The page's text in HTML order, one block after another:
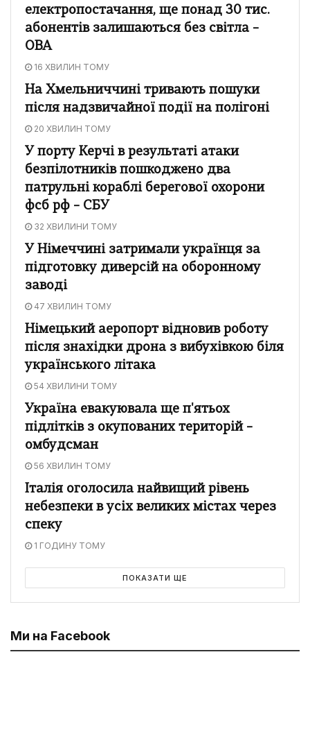
електропостачання, ще понад 30 тис.
абонентів залишаються без світла –
ОВА
16 ХВИЛИН ТОМУ
На Хмельниччині тривають пошуки
після надзвичайної події на полігоні
20 ХВИЛИН ТОМУ
У порту Керчі в результаті атаки
безпілотників пошкоджено два
патрульні кораблі берегової охорони
фсб рф – СБУ
32 ХВИЛИНИ ТОМУ
У Німеччині затримали українця за
підготовку диверсій на оборонному
заводі
47 ХВИЛИН ТОМУ
Німецький аеропорт відновив роботу
після знахідки дрона з вибухівкою біля
українського літака
54 ХВИЛИНИ ТОМУ
Україна евакуювала ще п'ятьох
підлітків з окупованих територій –
омбудсман
56 ХВИЛИН ТОМУ
Італія оголосила найвищий рівень
небезпеки в усіх великих містах через
спеку
1 ГОДИНУ ТОМУ
ПОКАЗАТИ ЩЕ
Ми на Facebook